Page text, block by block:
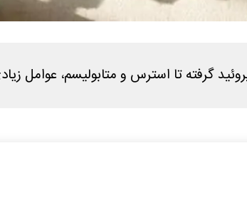
گرفته تا استرس و متابولیسم، عوامل